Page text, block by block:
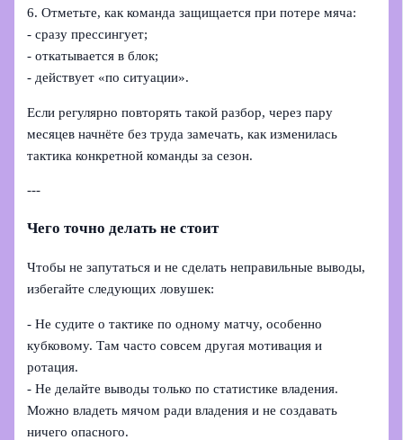
6. Отметьте, как команда защищается при потере мяча:
- сразу прессингует;
- откатывается в блок;
- действует «по ситуации».
Если регулярно повторять такой разбор, через пару
месяцев начнёте без труда замечать, как изменилась
тактика конкретной команды за сезон.
---
Чего точно делать не стоит
Чтобы не запутаться и не сделать неправильные выводы,
избегайте следующих ловушек:
- Не судите о тактике по одному матчу, особенно
кубковому. Там часто совсем другая мотивация и
ротация.
- Не делайте выводы только по статистике владения.
Можно владеть мячом ради владения и не создавать
ничего опасного.